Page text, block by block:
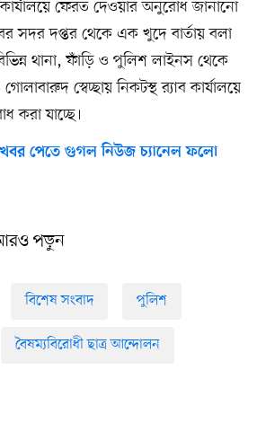
কার্যালয়ে ফেরত দেওয়ার অনুরোধ জানানো
সদর দপ্তর থেকে এক খুদে বার্তায় বলা
থানা, ফাঁড়ি ও পুলিশ লাইনস থেকে
স্বেচ্ছায় নিকটস্থ র‍্যাব কার্যালয়ে
করা যাচ্ছে।
পেতে গুগল নিউজ চ্যানেল ফলো
পড়ুন
বিশেষ সংবাদ পুলিশ
বৈষম্যবিরোধী ছাত্র আন্দোলন